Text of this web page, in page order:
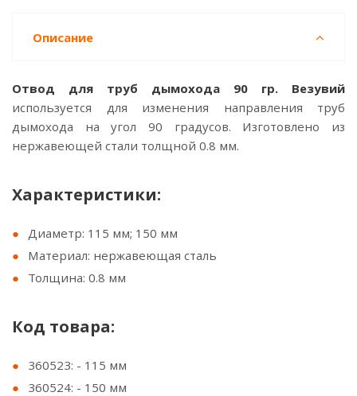
Описание
Отвод для труб дымохода 90 гр. Везувий
используется для изменения направления труб
дымохода на угол 90 градусов. Изготовлено из
нержавеющей стали толщной 0.8 мм.
Характеристики:
Диаметр: 115 мм; 150 мм
Материал: нержавеющая сталь
Толщина: 0.8 мм
Код товара:
360523: - 115 мм
360524: - 150 мм